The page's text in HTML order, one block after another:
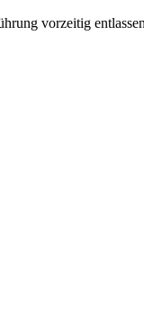
vorzeitig